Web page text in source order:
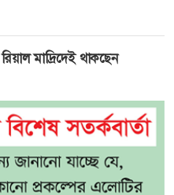
মাদ্রিদেই থাকছেন